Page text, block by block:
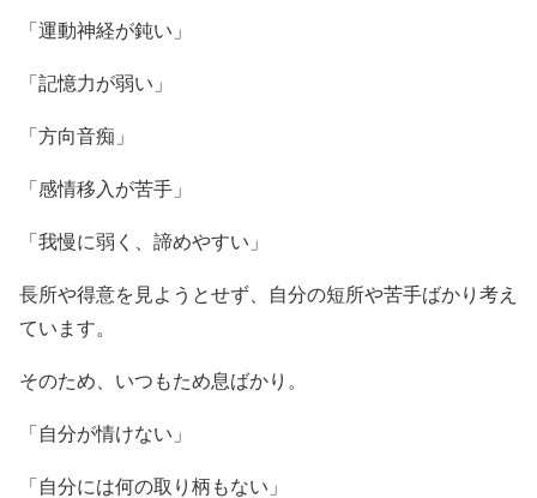
「運動神経が鈍い」
「記憶力が弱い」
「方向音痴」
「感情移入が苦手」
「我慢に弱く、諦めやすい」
長所や得意を見ようとせず、自分の短所や苦手ばかり考え
ています。
そのため、いつもため息ばかり。
「自分が情けない」
「自分には何の取り柄もない」